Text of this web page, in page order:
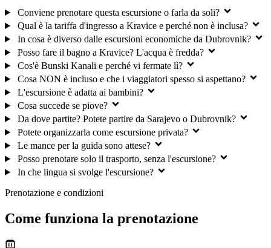
Conviene prenotare questa escursione o farla da soli?
Qual è la tariffa d'ingresso a Kravice e perché non è inclusa?
In cosa è diverso dalle escursioni economiche da Dubrovnik?
Posso fare il bagno a Kravice? L'acqua è fredda?
Cos'è Bunski Kanali e perché vi fermate lì?
Cosa NON è incluso e che i viaggiatori spesso si aspettano?
L'escursione è adatta ai bambini?
Cosa succede se piove?
Da dove partite? Potete partire da Sarajevo o Dubrovnik?
Potete organizzarla come escursione privata?
Le mance per la guida sono attese?
Posso prenotare solo il trasporto, senza l'escursione?
In che lingua si svolge l'escursione?
Prenotazione e condizioni
Come funziona la prenotazione